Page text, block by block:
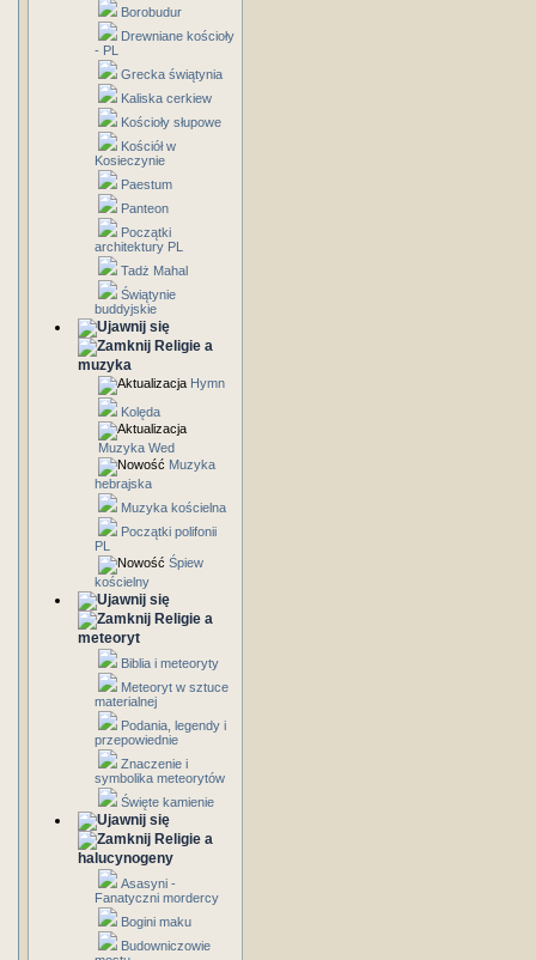
Borobudur
Drewniane kościoły
- PL
Grecka świątynia
Kaliska cerkiew
Kościoły słupowe
Kościół w
Kosieczynie
Paestum
Panteon
Początki
architektury PL
Tadż Mahal
Świątynie
buddyjskie
Religie a
muzyka
Hymn
Kolęda
Muzyka Wed
Muzyka
hebrajska
Muzyka kościelna
Początki polifonii
PL
Śpiew
kościelny
Religie a
meteoryt
Biblia i meteoryty
Meteoryt w sztuce
materialnej
Podania, legendy i
przepowiednie
Znaczenie i
symbolika meteorytów
Święte kamienie
Religie a
halucynogeny
Asasyni -
Fanatyczni mordercy
Bogini maku
Budowniczowie